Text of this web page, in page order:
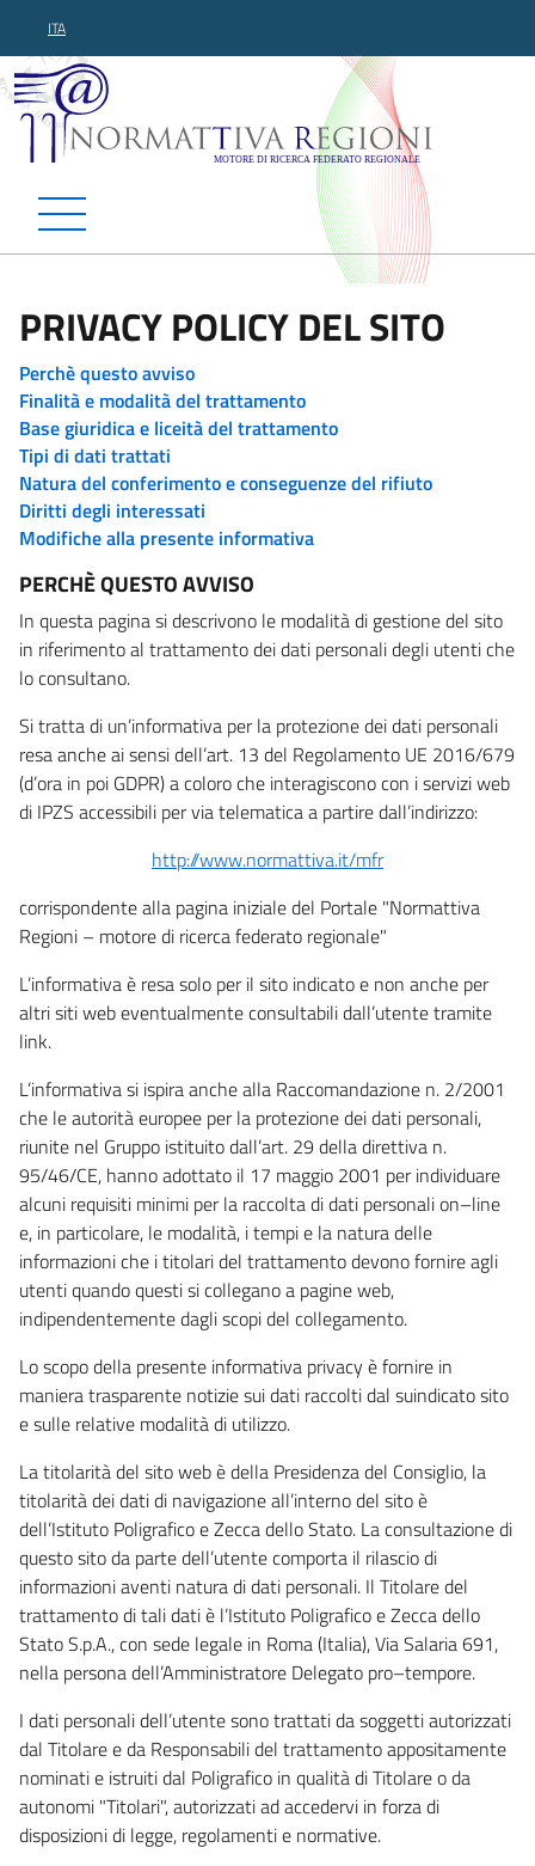
ITA
Normattiva Regioni -
PRIVACY POLICY DEL SITO
Perchè questo avviso
Finalità e modalità del trattamento
Base giuridica e liceità del trattamento
Tipi di dati trattati
Natura del conferimento e conseguenze del rifiuto
Diritti degli interessati
Modifiche alla presente informativa
PERCHÈ QUESTO AVVISO
In questa pagina si descrivono le modalità di gestione del sito
in riferimento al trattamento dei dati personali degli utenti che
lo consultano.
Si tratta di un’informativa per la protezione dei dati personali
resa anche ai sensi dell’art. 13 del Regolamento UE 2016/679
(d’ora in poi GDPR) a coloro che interagiscono con i servizi web
di IPZS accessibili per via telematica a partire dall’indirizzo:
http://www.normattiva.it/mfr
corrispondente alla pagina iniziale del Portale "Normattiva
Regioni – motore di ricerca federato regionale"
L’informativa è resa solo per il sito indicato e non anche per
altri siti web eventualmente consultabili dall’utente tramite
link.
L’informativa si ispira anche alla Raccomandazione n. 2/2001
che le autorità europee per la protezione dei dati personali,
riunite nel Gruppo istituito dall’art. 29 della direttiva n.
95/46/CE, hanno adottato il 17 maggio 2001 per individuare
alcuni requisiti minimi per la raccolta di dati personali on–line
e, in particolare, le modalità, i tempi e la natura delle
informazioni che i titolari del trattamento devono fornire agli
utenti quando questi si collegano a pagine web,
indipendentemente dagli scopi del collegamento.
Lo scopo della presente informativa privacy è fornire in
maniera trasparente notizie sui dati raccolti dal suindicato sito
e sulle relative modalità di utilizzo.
La titolarità del sito web è della Presidenza del Consiglio, la
titolarità dei dati di navigazione all’interno del sito è
dell’Istituto Poligrafico e Zecca dello Stato. La consultazione di
questo sito da parte dell’utente comporta il rilascio di
informazioni aventi natura di dati personali. Il Titolare del
trattamento di tali dati è l’Istituto Poligrafico e Zecca dello
Stato S.p.A., con sede legale in Roma (Italia), Via Salaria 691,
nella persona dell’Amministratore Delegato pro–tempore.
I dati personali dell’utente sono trattati da soggetti autorizzati
dal Titolare e da Responsabili del trattamento appositamente
nominati e istruiti dal Poligrafico in qualità di Titolare o da
autonomi "Titolari", autorizzati ad accedervi in forza di
disposizioni di legge, regolamenti e normative.